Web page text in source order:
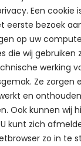
Een cookie
eerste bezoek
op uw
die wij gebruiken
werking
Ze zorgen
en
Ook kunnen wij
kunt zich
zo in te